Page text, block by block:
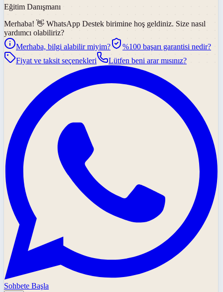
Eğitim Danışmanı
Merhaba! 👋 WhatsApp Destek birimine hoş geldiniz. Size nasıl
yardımcı olabiliriz?
Merhaba, bilgi alabilir miyim?
%100 başarı garantisi nedir?
Fiyat ve taksit seçenekleri
Lütfen beni arar mısınız?
Sohbete Başla